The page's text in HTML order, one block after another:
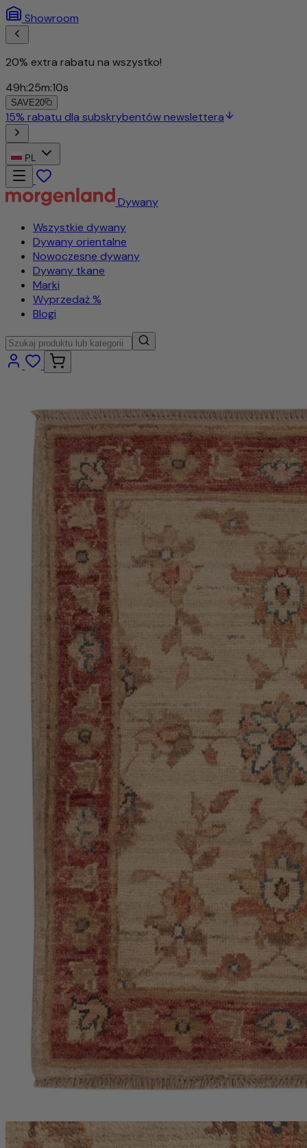
Showroom
20% extra rabatu na wszystko!
49h:25m:07
SAVE20
PL
Dywany
Wszystkie dywany
Dywany orientalne
Nowoczesne dywany
Dywany tkane
Marki
Wyprzedaż %
Blogi